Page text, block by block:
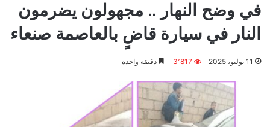
في وضح النهار .. مجهولون يضرمون
النار في سيارة قاضٍ بالعاصمة صنعاء
11 يوليو، 2025 3٬817 دقيقة واحدة